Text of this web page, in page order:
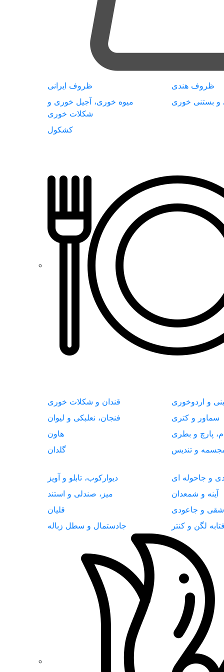
ظروف ایرانی ظروف هندی
میوه خوری، آجیل خوری و
شکلات خوری
و بستنی خوری
کشکول
قندان و شکلات خوری و اردوخوری
فنجان، نعلبکی و لیوان
سماور و کتری
هاون
پارچ و بطری
گلدان
و تندیس
دیوارکوب، تابلو و آویز
و جاحوله ای
میز، صندلی و استند
آینه و شمعدان
قلیان
و جاعودی
جادستمال و سطل زباله
لگن و کنتر